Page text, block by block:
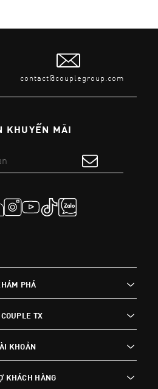
contact@couplegroup.com
KHUYẾN MÃI
PHÁ
TX
KHOẢN
KHÁCH HÀNG